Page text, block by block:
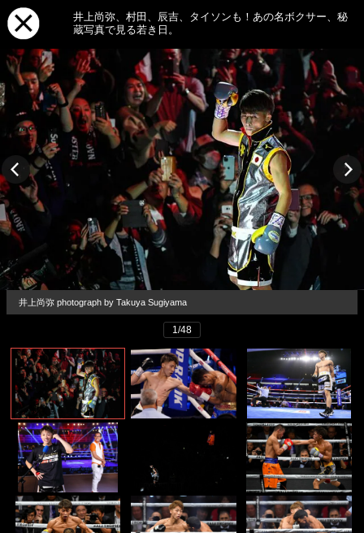
井上尚弥、村田、辰吉、タイソンも！あの名ボクサー、秘
蔵写真で見る若き日。
井上尚弥 photograph by Takuya Sugiyama
1/48